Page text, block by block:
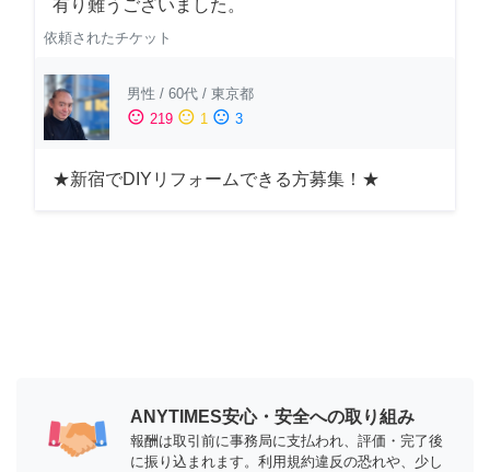
有り難うございました。
依頼されたチケット
男性 / 60代 / 東京都
sentiment_satisfied 219 sentiment_neutral 1 sentiment_dissatisfied 3
★新宿でDIYリフォームできる方募集！★
ANYTIMES安心・安全への取り組み
報酬は取引前に事務局に支払われ、評価・完了後
に振り込まれます。利用規約違反の恐れや、少し